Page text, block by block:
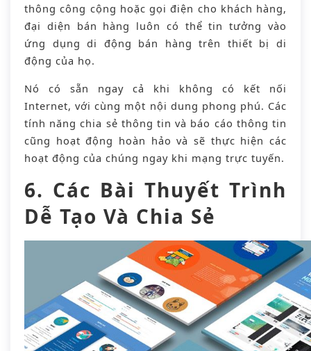
thông công cộng hoặc gọi điện cho khách hàng,
đại diện bán hàng luôn có thể tin tưởng vào
ứng dụng di động bán hàng trên thiết bị di
động của họ.
Nó có sẵn ngay cả khi không có kết nối
Internet, với cùng một nội dung phong phú. Các
tính năng chia sẻ thông tin và báo cáo thông tin
cũng hoạt động hoàn hảo và sẽ thực hiện các
hoạt động của chúng ngay khi mạng trực tuyến.
6. Các Bài Thuyết Trình
Dễ Tạo Và Chia Sẻ